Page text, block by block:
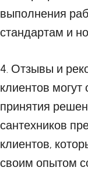
выполнения
стандартам и
4. Отзывы и
клиентов
принятия
сантехников
клиентов,
своим опытом